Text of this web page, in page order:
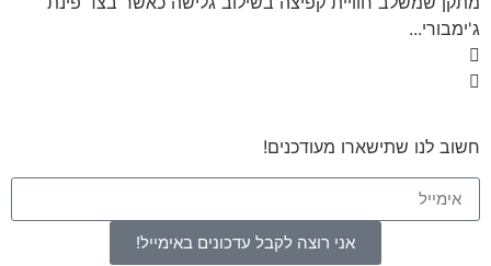
ג'ימבורי...
חשוב לנו שתישארו מעודכנים!
אני רוצה לקבל עדכונים באימייל!